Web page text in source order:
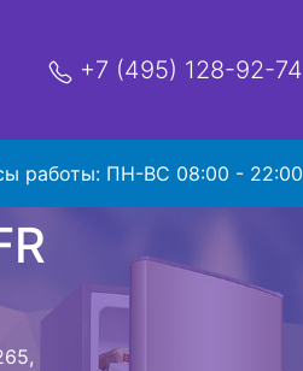
+7 (495) 128-92-74
работы: ПН-ВС 08:00 - 22:00
на
и